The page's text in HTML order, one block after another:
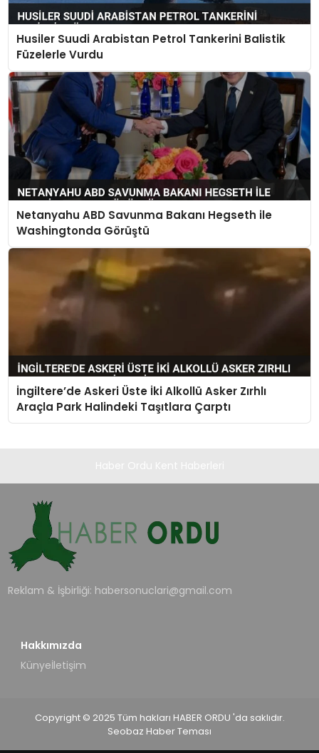
Husiler Suudi Arabistan Petrol Tankerini Balistik
Füzelerle Vurdu
Netanyahu ABD Savunma Bakanı Hegseth ile
Washingtonda Görüştü
İngiltere’de Askeri Üste İki Alkollü Asker Zırhlı
Araçla Park Halindeki Taşıtlara Çarptı
Reklam & İşbirliği: habersonuclari@gmail.com
Hakkımızda
Künyeİletişim
Copyright © 2025 Tüm hakları HABER ORDU 'da saklıdır.
Seobaz Haber Teması